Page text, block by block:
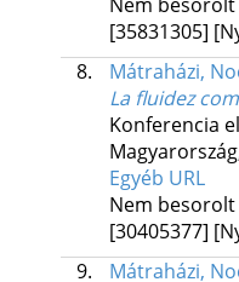
Nem
[35831305]
8.
Mátraházi,
La fluidez
Konferencia
Egyéb URL
Nem
[30405377]
9.
Mátraházi,